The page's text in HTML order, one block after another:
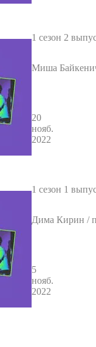
1 сезон 2
Миша
20
нояб.
2022
1 сезон 1
Дима Кирин /
5
нояб.
2022